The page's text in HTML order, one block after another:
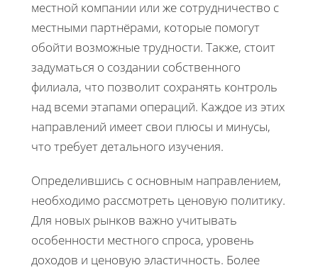
местной компании или же сотрудничество с
местными партнёрами, которые помогут
обойти возможные трудности. Также, стоит
задуматься о создании собственного
филиала, что позволит сохранять контроль
над всеми этапами операций. Каждое из этих
направлений имеет свои плюсы и минусы,
что требует детального изучения.
Определившись с основным направлением,
необходимо рассмотреть ценовую политику.
Для новых рынков важно учитывать
особенности местного спроса, уровень
доходов и ценовую эластичность. Более